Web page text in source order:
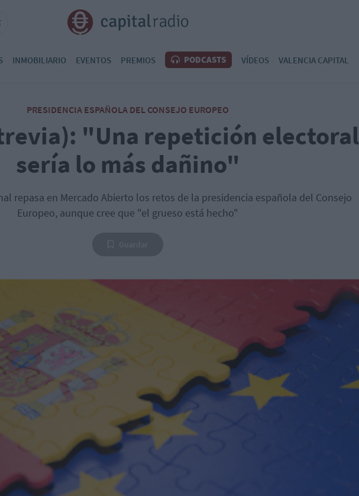
INMOBILIARIO EVENTOS PREMIOS PODCASTS VÍDEOS VALENCIA CAPITAL
PRESIDENCIA ESPAÑOLA DEL CONSEJO EUROPEO
"Una repetición electoral
sería lo más dañino"
repasa en Mercado Abierto los retos de la presidencia española del Consejo
Europeo, aunque cree que "el grueso está hecho"